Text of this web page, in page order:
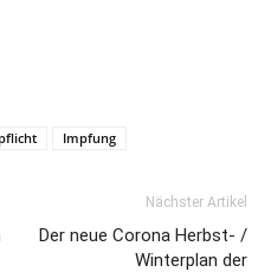
Impfung
Nächster Artikel
Der neue Corona Herbst- /
Winterplan der